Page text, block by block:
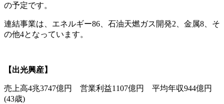
の予定です。
連結事業は、エネルギー86、石油天燃ガス開発2、金属8、そ
の他4となっています。
【出光興産】
売上高4兆3747億円 営業利益1107億円 平均年収944億円
(43歳)